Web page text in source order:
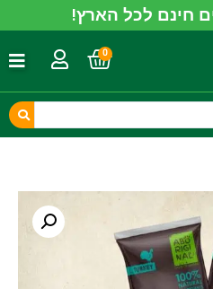
חינם לכל הארץ!
0